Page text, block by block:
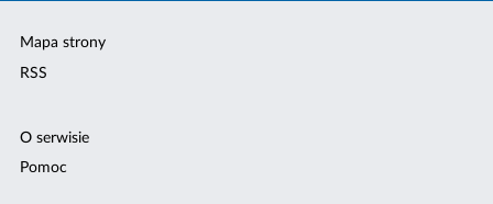
Mapa strony
RSS
O serwisie
Pomoc